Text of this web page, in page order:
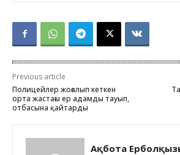
Previous article
Полицейлер жоғалып кеткен
орта жастағы ер адамды тауып,
отбасына қайтарды
Ақбота